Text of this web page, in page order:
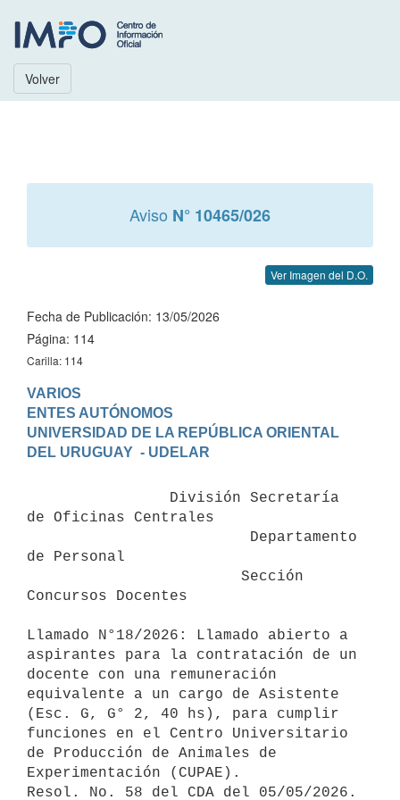
Volver
Aviso N° 10465/026
Ver Imagen del D.O.
Fecha de Publicación: 13/05/2026
Página: 114
Carilla: 114
VARIOS
ENTES AUTÓNOMOS
UNIVERSIDAD DE LA REPÚBLICA ORIENTAL
de Oficinas Centrales
de Personal
Concursos Docentes
Llamado N°18/2026: Llamado abierto a
aspirantes para la contratación de un
docente con una remuneración
equivalente a un cargo de Asistente
(Esc. G, G° 2, 40 hs), para cumplir
funciones en el Centro Universitario
de Producción de Animales de
Experimentación (CUPAE).
Resol. No. 58 del CDA del 05/05/2026.